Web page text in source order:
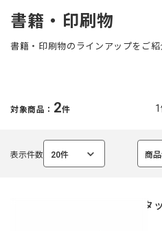
ニ
ュ
を
く
書籍・印刷物
書籍・印刷物のラインアップをご紹
対象商品： 2件
表示件数 20件
選
商
選
ペンタ